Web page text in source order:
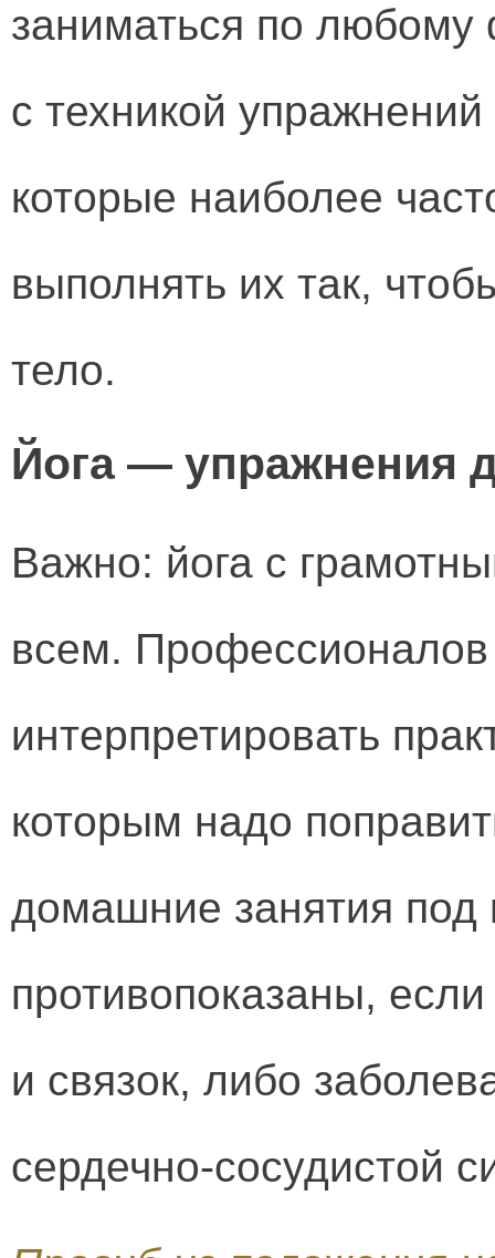
заниматься по любому
с техникой
которые наиболее
выполнять их так,
тело.
Йога — упражнения
Важно: йога с
всем. Профессионалов
интерпретировать
которым надо
домашние занятия под
противопоказаны,
и связок, либо
сердечно-сосудистой